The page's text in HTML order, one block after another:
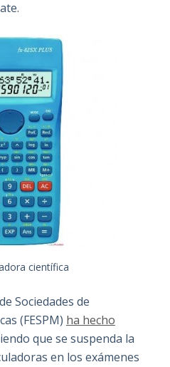
científica
Sociedades de
(FESPM) ha hecho
que se suspenda la
en los exámenes